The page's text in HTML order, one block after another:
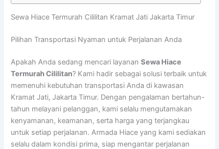
Sewa Hiace Termurah Cililitan Kramat Jati Jakarta Timur
Pilihan Transportasi Nyaman untuk Perjalanan Anda
Apakah Anda sedang mencari layananSewa Hiace
Termurah Cililitan? Kami hadir sebagai solusi terbaik untuk
memenuhi kebutuhan transportasi Anda di kawasan
Kramat Jati, Jakarta Timur. Dengan pengalaman bertahun-
tahun melayani pelanggan, kami selalu mengutamakan
kenyamanan, keamanan, serta harga yang terjangkau
untuk setiap perjalanan. Armada Hiace yang kami sediakan
selalu dalam kondisi prima, siap mengantar perjalanan